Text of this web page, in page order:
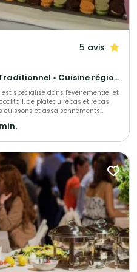
5 avis
Gastronomique • Français Traditionnel • Cuisine régionale
est spécialisé dans l'évènementiel et
de plateau repas et repas
de cuisine expérimenté!
souvent surprenantes, toujours